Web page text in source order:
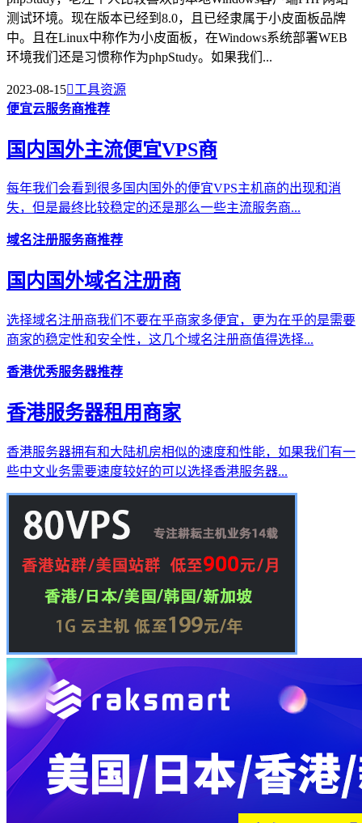
测试环境。现在版本已经到8.0，且已经隶属于小皮面板品牌
中。且在Linux中称作为小皮面板，在Windows系统部署WEB
环境我们还是习惯称作为phpStudy。如果我们...
2023-08-15工具资源
便宜云服务商推荐
国内国外主流便宜VPS商
每年我们会看到很多国内国外的便宜VPS主机商的出现和消
失，但是最终比较稳定的还是那么一些主流服务商...
域名注册服务商推荐
国内国外域名注册商
选择域名注册商我们不要在乎商家多便宜，更为在乎的是需要
商家的稳定性和安全性，这几个域名注册商值得选择...
香港优秀服务器推荐
香港服务器租用商家
香港服务器拥有和大陆机房相似的速度和性能，如果我们有一
些中文业务需要速度较好的可以选择香港服务器...